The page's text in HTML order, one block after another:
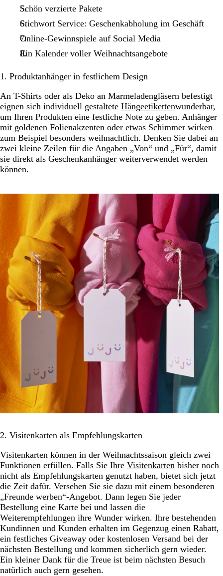
Schön verzierte Pakete
Stichwort Service: Geschenkabholung im Geschäft
Online-Gewinnspiele auf Social Media
Ein Kalender voller Weihnachtsangebote
1. Produktanhänger in festlichem Design
An T-Shirts oder als Deko an Marmeladengläsern befestigt
eignen sich individuell gestaltete Hängeetikettenwunderbar,
um Ihren Produkten eine festliche Note zu geben. Anhänger
mit goldenen Folienakzenten oder etwas Schimmer wirken
zum Beispiel besonders weihnachtlich. Denken Sie dabei an
zwei kleine Zeilen für die Angaben „Von“ und „Für“, damit
sie direkt als Geschenkanhänger weiterverwendet werden
können.
2. Visitenkarten als Empfehlungskarten
Visitenkarten können in der Weihnachtssaison gleich zwei
Funktionen erfüllen. Falls Sie Ihre Visitenkarten bisher noch
nicht als Empfehlungskarten genutzt haben, bietet sich jetzt
die Zeit dafür. Versehen Sie sie dazu mit einem besonderen
„Freunde werben“-Angebot. Dann legen Sie jeder
Bestellung eine Karte bei und lassen die
Weiterempfehlungen ihre Wunder wirken. Ihre bestehenden
Kundinnen und Kunden erhalten im Gegenzug einen Rabatt,
ein festliches Giveaway oder kostenlosen Versand bei der
nächsten Bestellung und kommen sicherlich gern wieder.
Ein kleiner Dank für die Treue ist beim nächsten Besuch
natürlich auch gern gesehen.